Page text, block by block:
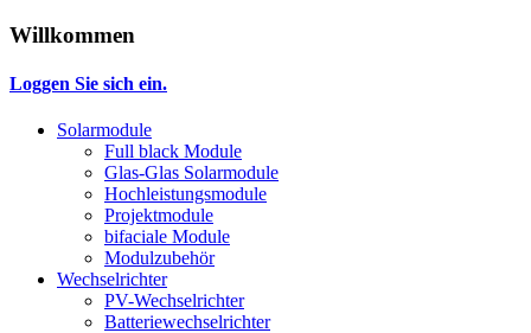
Willkommen
Loggen Sie sich ein.
Solarmodule
Full black Module
Glas-Glas Solarmodule
Hochleistungsmodule
Projektmodule
bifaciale Module
Modulzubehör
Wechselrichter
PV-Wechselrichter
Batteriewechselrichter